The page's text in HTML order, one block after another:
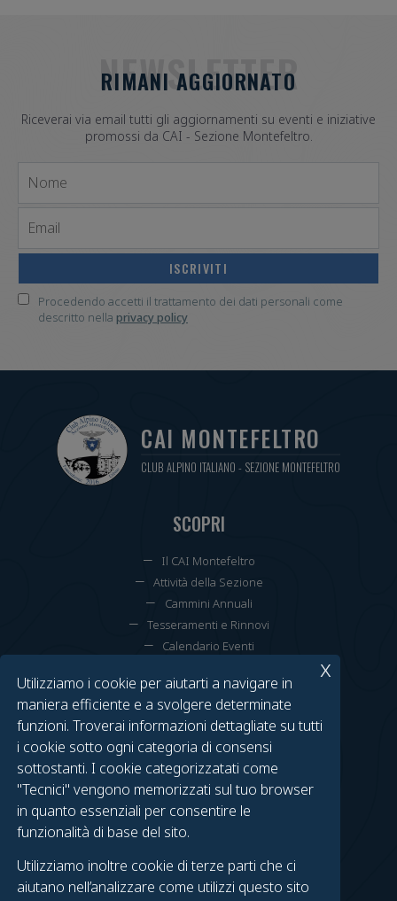
NEWSLETTER
RIMANI AGGIORNATO
Riceverai via email tutti gli aggiornamenti su eventi e iniziative
promossi da CAI - Sezione Montefeltro.
Procedendo accetti il trattamento dei dati personali come
descritto nella privacy policy
CAI MONTEFELTRO
CLUB ALPINO ITALIANO - SEZIONE MONTEFELTRO
SCOPRI
Il CAI Montefeltro
Attività della Sezione
Cammini Annuali
Tesseramenti e Rinnovi
Calendario Eventi
TROVACI SU FACEBOOK
Gruppo Urbino
Gruppo Fossombrone
Urbino on Foot
Fossombrone in Cammino
LEGAL
Contatti
Utilizziamo i cookie per aiutarti a navigare in
maniera efficiente e a svolgere determinate
funzioni. Troverai informazioni dettagliate su tutti
i cookie sotto ogni categoria di consensi
sottostanti. I cookie categorizzatati come
"Tecnici" vengono memorizzati sul tuo browser
in quanto essenziali per consentire le
funzionalità di base del sito.
Utilizziamo inoltre cookie di terze parti che ci
aiutano nell’analizzare come utilizzi questo sito
x